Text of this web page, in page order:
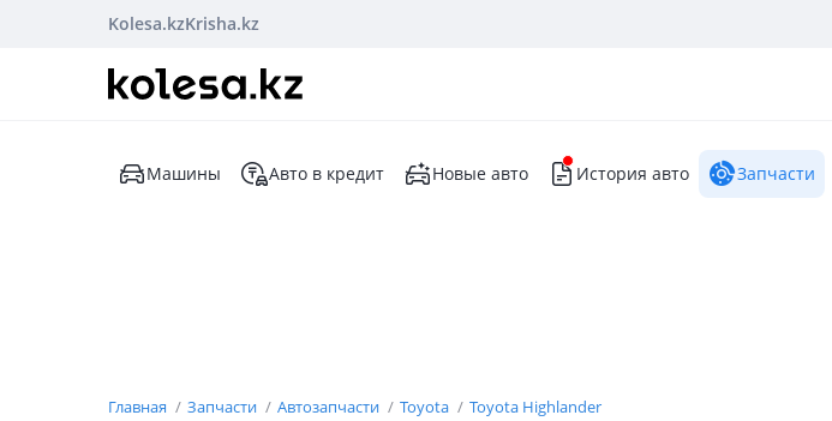
Kolesa.kzKrisha.kz
Машины Авто в кредит Новые авто История авто Запчасти
Главная Запчасти Автозапчасти Toyota Toyota Highlander